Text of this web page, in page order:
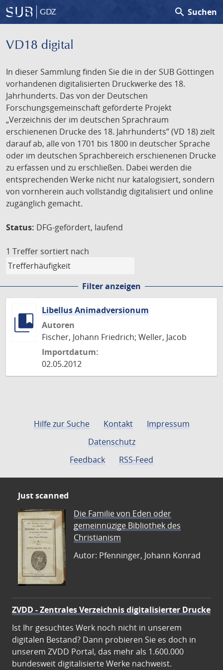
GDZ search Suchen
VD18 digital
In dieser Sammlung finden Sie die in der SUB Göttingen
vorhandenen digitalisierten Druckwerke des 18.
Jahrhunderts. Das von der Deutschen
Forschungsgemeinschaft geförderte Projekt
„Verzeichnis der im deutschen Sprachraum
erschienenen Drucke des 18. Jahrhunderts” (VD 18) zielt
darauf ab, alle von 1701 bis 1800 in deutscher Sprache
oder im deutschen Sprachbereich erschienenen Drucke
zu erfassen und zu erschließen. Dabei werden die
entsprechenden Werke nicht nur katalogisiert, sondern
von vornherein auch vollständig digitalisiert und online
zugänglich gemacht.
Status: DFG-gefördert, laufend
1 Treffer sortiert nach
Filter anzeigen
Libellus Animadversionum
Autoren
Fischer, Johann Friedrich; Weller, Jacob
Importdatum:
02.05.2012
Hilfe zur Suche Kontakt
Impressum
Datenschutz
Feedback
RSS-Feed
Just scanned
Die Familie von Eden oder
gemeinnüzige Bibliothek des
Christianism
Autor: Pfenninger, Johann Konrad
ZVDD - Zentrales Verzeichnis digitalisierter Drucke
Ist Ihr gesuchtes Werk noch nicht in unserem
digitalen Bestand? Dann probieren Sie es doch in
unserem ZVDD Portal, das mehr als 1.600.000
bundesweit digitalisierte Werke nachweist.